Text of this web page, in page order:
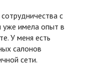
с
уже имела опыт в
У меня есть
салонов
сети.